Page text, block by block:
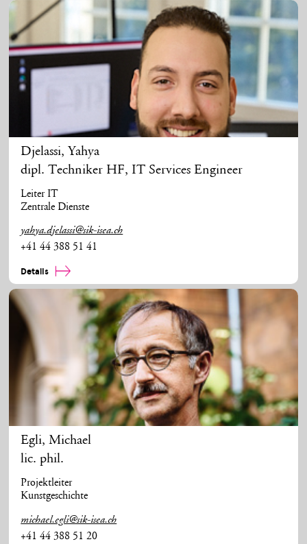
Djelassi,Yahya
dipl. Techniker HF, IT Services Engineer
Leiter IT
Zentrale Dienste
yahya.djelassi@sik-isea.ch
+41 44 388 51 41
Details
Egli,Michael
lic. phil.
Projektleiter
Kunstgeschichte
michael.egli@sik-isea.ch
+41 44 388 51 20